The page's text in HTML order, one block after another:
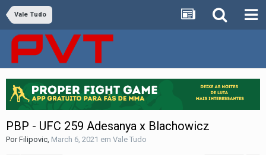
Vale Tudo
PBP - UFC 259 Adesanya x Blachowicz
PorFilipovic March 6, 2021 em Vale Tudo